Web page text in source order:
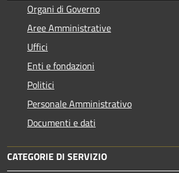
Organi di Governo
Aree Amministrative
Uffici
Enti e fondazioni
Politici
Personale Amministrativo
Documenti e dati
CATEGORIE DI SERVIZIO